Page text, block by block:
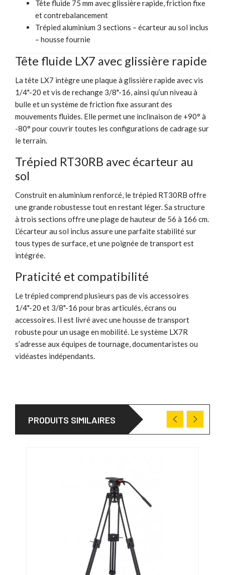
Tête fluide 75 mm avec glissière rapide, friction fixe
et contrebalancement
Trépied aluminium 3 sections – écarteur au sol inclus
– housse fournie
Tête fluide LX7 avec glissière rapide
La tête LX7 intègre une plaque à glissière rapide avec vis
1/4"-20 et vis de rechange 3/8"-16, ainsi qu’un niveau à
bulle et un système de friction fixe assurant des
mouvements fluides. Elle permet une inclinaison de +90° à
-80° pour couvrir toutes les configurations de cadrage sur
le terrain.
Trépied RT30RB avec écarteur au
sol
Construit en aluminium renforcé, le trépied RT30RB offre
une grande robustesse tout en restant léger. Sa structure
à trois sections offre une plage de hauteur de 56 à 166 cm.
L’écarteur au sol inclus assure une parfaite stabilité sur
tous types de surface, et une poignée de transport est
intégrée.
Praticité et compatibilité
Le trépied comprend plusieurs pas de vis accessoires
1/4"-20 et 3/8"-16 pour bras articulés, écrans ou
accessoires. Il est livré avec une housse de transport
robuste pour un usage en mobilité. Le système LX7R
s’adresse aux équipes de tournage, documentaristes ou
vidéastes indépendants.
PRODUITS SIMILAIRES